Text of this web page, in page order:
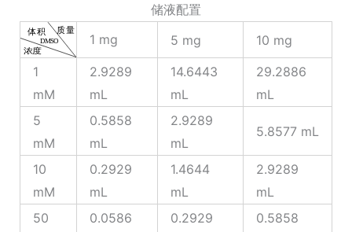
储液配置
1 mg
5 mg
10 mg
1
mM
2.9289
mL
14.6443
mL
29.2886
mL
5
mM
0.5858
mL
2.9289
mL
5.8577 mL
10
mM
0.2929
mL
1.4644
mL
2.9289
mL
50
0.0586
0.2929
0.5858